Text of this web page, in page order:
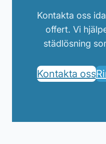
Kontakta oss
offert. Vi
städlösning
Kontakta oss